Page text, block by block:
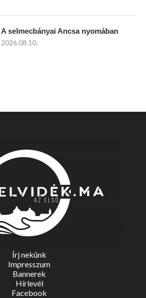
A selmecbányai Ancsa nyomában
2026.08.10.
Írj nekünk
Impresszum
Bannerek
Hírlevél
Facebook